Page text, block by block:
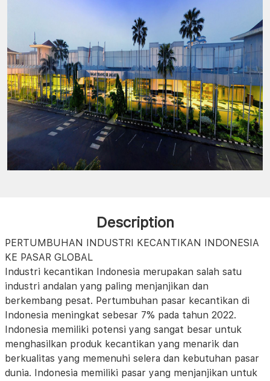
Description
PERTUMBUHAN INDUSTRI KECANTIKAN INDONESIA
KE PASAR GLOBAL
Industri kecantikan Indonesia merupakan salah satu
industri andalan yang paling menjanjikan dan
berkembang pesat. Pertumbuhan pasar kecantikan di
Indonesia meningkat sebesar 7% pada tahun 2022.
Indonesia memiliki potensi yang sangat besar untuk
menghasilkan produk kecantikan yang menarik dan
berkualitas yang memenuhi selera dan kebutuhan pasar
dunia. Indonesia memiliki pasar yang menjanjikan untuk